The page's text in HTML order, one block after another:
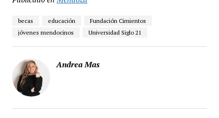
becas educación
Fundación Cimientos
jóvenes mendocinos
Universidad Siglo 21
Andrea Mas